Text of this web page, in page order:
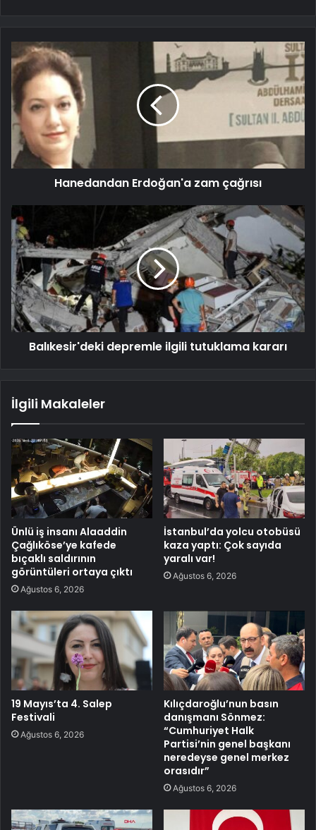
Hanedandan Erdoğan'a zam çağrısı
Balıkesir'deki depremle ilgili tutuklama kararı
İlgili Makaleler
Ünlü iş insanı Alaaddin
Çağlıköse’ye kafede
bıçaklı saldırının
görüntüleri ortaya çıktı
Ağustos 6, 2026
İstanbul’da yolcu otobüsü
kaza yaptı: Çok sayıda
yaralı var!
Ağustos 6, 2026
19 Mayıs’ta 4. Salep
Festivali
Ağustos 6, 2026
Kılıçdaroğlu’nun basın
danışmanı Sönmez:
“Cumhuriyet Halk
Partisi’nin genel başkanı
neredeyse genel merkez
orasıdır”
Ağustos 6, 2026